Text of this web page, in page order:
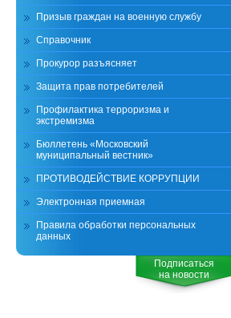
Призыв граждан на военную службу
Справочник
Прокурор разъясняет
Защита прав потребителей
Профилактика терроризма и
экстремизма
Бюллетень «Московский
муниципальный вестник»
ПРОТИВОДЕЙСТВИЕ КОРРУПЦИИ
Электронная приемная
Правила обработки персональных
данных
Подписаться
на новости